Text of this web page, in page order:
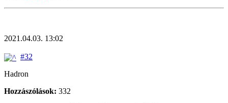
2021.04.03. 13:02
#32
Hadron
Hozzászólások: 332